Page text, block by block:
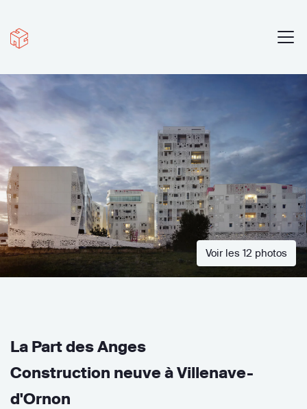
Voir les 12 photos
La Part des Anges
Construction neuve à Villenave-
d'Ornon